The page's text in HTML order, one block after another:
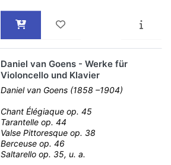
Daniel van Goens - Werke für
Violoncello und Klavier
Daniel van Goens (1858 –1904)
Chant Élégiaque op. 45
Tarantelle op. 44
Valse Pittoresque op. 38
Berceuse op. 46
Saltarello op. 35, u. a.